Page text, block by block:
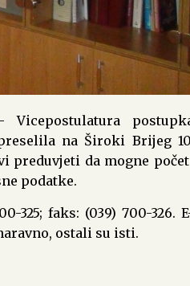
Vicepostulatura
na Široki Brijeg
preduvjeti da mogne
podatke.
325; faks: (039) 700-326.
ostali su isti.